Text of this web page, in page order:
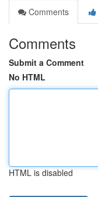
Comments
Comments
Submit a Comment
No HTML
HTML is disabled